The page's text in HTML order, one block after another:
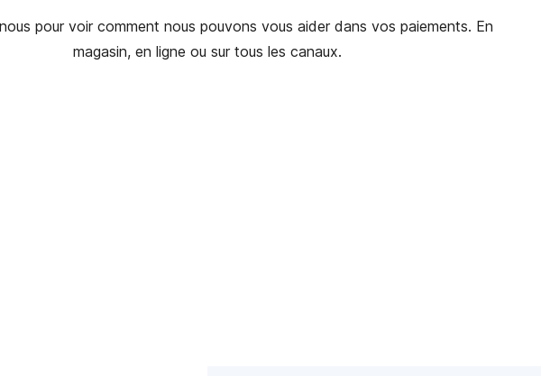
pour voir comment nous pouvons vous aider dans vos paiements. En
magasin, en ligne ou sur tous les canaux.